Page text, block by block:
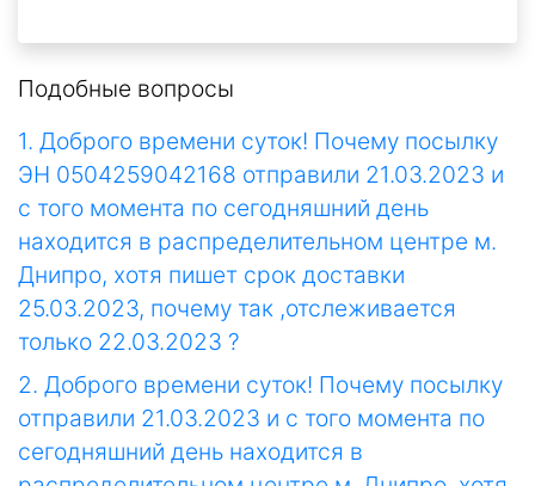
Подобные вопросы
1. Доброго времени суток! Почему посылку
ЭН 0504259042168 отправили 21.03.2023 и
с того момента по сегодняшний день
находится в распределительном центре м.
Днипро, хотя пишет срок доставки
25.03.2023, почему так ,отслеживается
только 22.03.2023 ?
2. Доброго времени суток! Почему посылку
отправили 21.03.2023 и с того момента по
сегодняшний день находится в